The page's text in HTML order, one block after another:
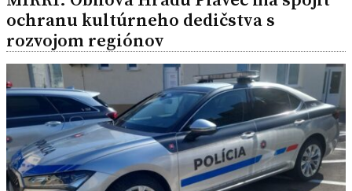
ochranu kultúrneho dedičstva s
rozvojom regiónov